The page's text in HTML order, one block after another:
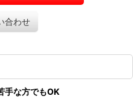
合わせ
手な方でもOK